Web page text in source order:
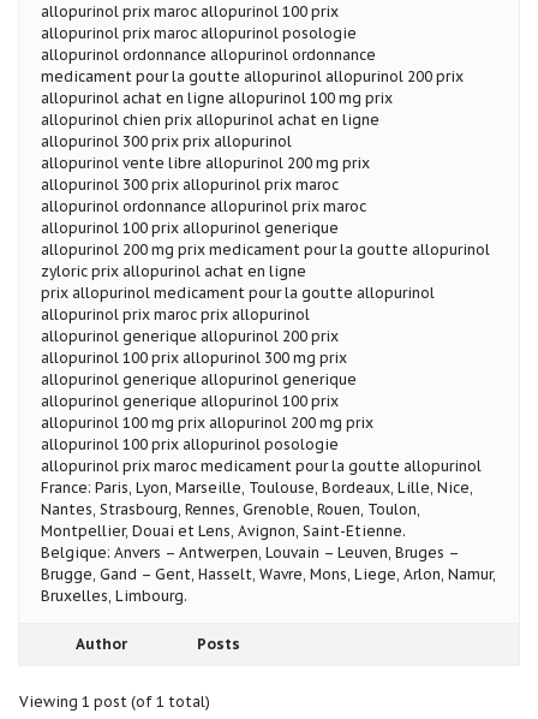
allopurinol prix maroc allopurinol 100 prix
allopurinol prix maroc allopurinol posologie
allopurinol ordonnance allopurinol ordonnance
medicament pour la goutte allopurinol allopurinol 200 prix
allopurinol achat en ligne allopurinol 100 mg prix
allopurinol chien prix allopurinol achat en ligne
allopurinol 300 prix prix allopurinol
allopurinol vente libre allopurinol 200 mg prix
allopurinol 300 prix allopurinol prix maroc
allopurinol ordonnance allopurinol prix maroc
allopurinol 100 prix allopurinol generique
allopurinol 200 mg prix medicament pour la goutte allopurinol
zyloric prix allopurinol achat en ligne
prix allopurinol medicament pour la goutte allopurinol
allopurinol prix maroc prix allopurinol
allopurinol generique allopurinol 200 prix
allopurinol 100 prix allopurinol 300 mg prix
allopurinol generique allopurinol generique
allopurinol generique allopurinol 100 prix
allopurinol 100 mg prix allopurinol 200 mg prix
allopurinol 100 prix allopurinol posologie
allopurinol prix maroc medicament pour la goutte allopurinol
France: Paris, Lyon, Marseille, Toulouse, Bordeaux, Lille, Nice,
Nantes, Strasbourg, Rennes, Grenoble, Rouen, Toulon,
Montpellier, Douai et Lens, Avignon, Saint-Etienne.
Belgique: Anvers – Antwerpen, Louvain – Leuven, Bruges –
Brugge, Gand – Gent, Hasselt, Wavre, Mons, Liege, Arlon, Namur,
Bruxelles, Limbourg.
Author Posts
Viewing 1 post (of 1 total)